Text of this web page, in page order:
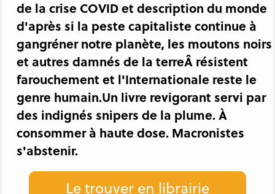
de la crise COVID et description du monde
d'après si la peste capitaliste continue à
gangréner notre planète, les moutons noirs
et autres damnés de la terreÂ résistent
farouchement et l'Internationale reste le
genre humain.Un livre revigorant servi par
des indignés snipers de la plume. À
consommer à haute dose. Macronistes
s'abstenir.
Le trouver en librairie